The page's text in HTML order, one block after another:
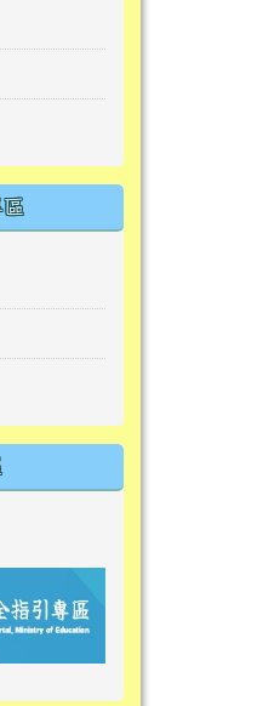
https://
https://eliteracy.edu.tw/
https://
https://10000.gov.tw/
https://eliteracy.edu.tw/
https://10000.gov.tw/
https://
https://
https://i.win.org.tw/
https://
https://
https://
https://